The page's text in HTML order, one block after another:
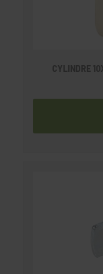
CYLINDRE